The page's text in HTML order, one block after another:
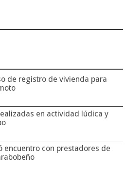
de registro de vivienda para
en actividad lúdica y
encuentro con prestadores de